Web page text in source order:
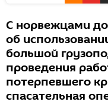
С норвежцами
об
большой
проведения
потерпевшего
спасательная